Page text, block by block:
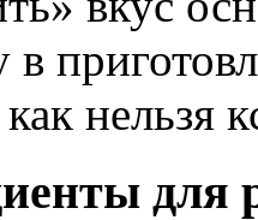
в
нельзя
для